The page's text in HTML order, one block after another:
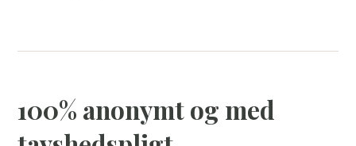
100% anonymt og med